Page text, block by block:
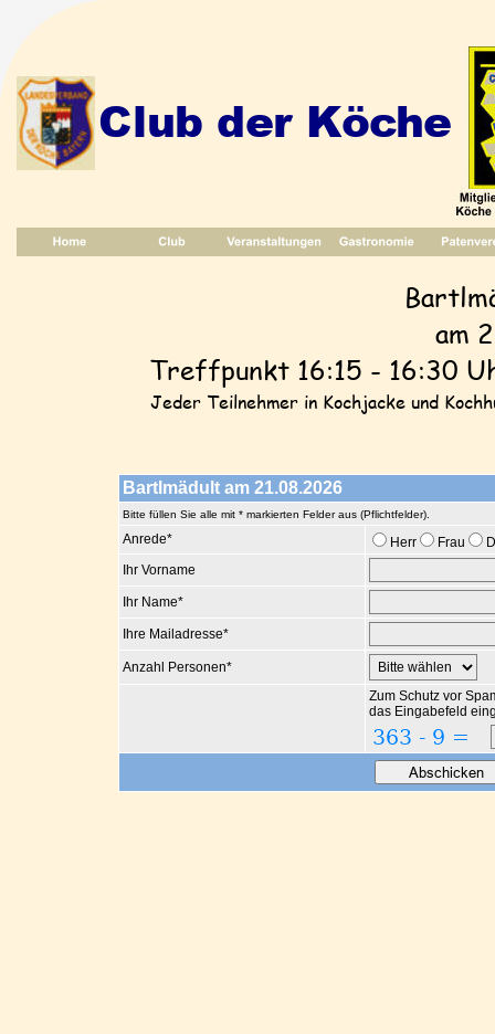
Club der Köche
am
Treffpunkt 16:15 - 16:30
Jeder Teilnehmer in Kochjacke und
Bartlmädult am 21.08.2026
Bitte füllen Sie alle mit * markierten Felder aus (Pflichtfelder).
Anrede* Herr Frau
Ihr Vorname
Ihr Name*
Ihre Mailadresse*
Anzahl Personen*
Zum Schutz vor
das Eingabefeld